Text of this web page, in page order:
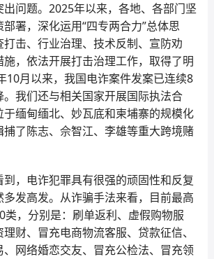
问题。2025年以来，各地、各部门坚
署，深化运用“四专两合力”总体思
击、行业治理、技术反制、宣防劝
，依法开展打击治理工作，取得了明
10月以来，我国电诈案件发案已连续8
我们还与相关国家开展国际执法合
缅甸缅北、妙瓦底和柬埔寨的规模化
捕了陈志、佘智江、李雄等重大跨境赌
，电诈犯罪具有很强的顽固性和反复
发高发。从诈骗手法来看，目前最高
类，分别是：刷单返利、虚假购物服
财、冒充电商物流客服、贷款征信、
、网络婚恋交友、冒充公检法、冒充领